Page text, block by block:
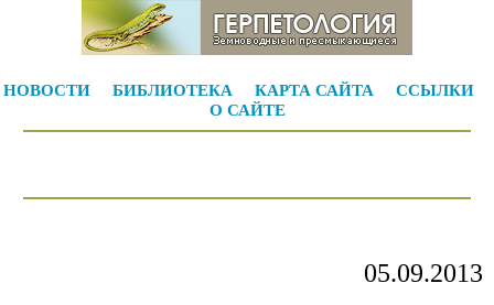
НОВОСТИ БИБЛИОТЕКА КАРТА САЙТА
ССЫЛКИ
О САЙТЕ
05.09.2013